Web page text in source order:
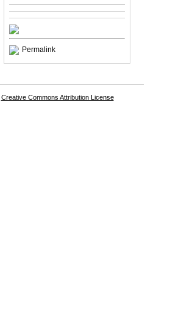
Permalink
Creative Commons Attribution License